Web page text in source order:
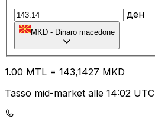
ден
MKD - Dinaro macedone
1.00 MTL = 143,1427 MKD
Tasso mid-market alle 14:02 UTC